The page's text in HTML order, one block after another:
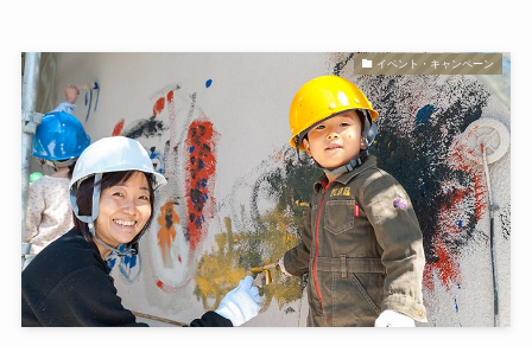
イベント・キャンペーン